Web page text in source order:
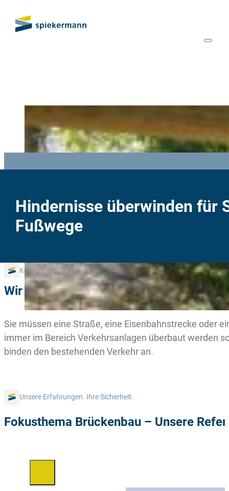
Hindernisse überwinden für
Fußwege
Konstruktiver Ingenieurbau und Baumanagement.
Wir planen Brücken für Verkehrsanlagen
Sie müssen eine Straße, eine Eisenbahnstrecke oder
immer im Bereich Verkehrsanlagen überbaut werden
binden den bestehenden Verkehr an.
Unsere Erfahrungen. Ihre Sicherheit.
Fokusthema Brückenbau – Unsere